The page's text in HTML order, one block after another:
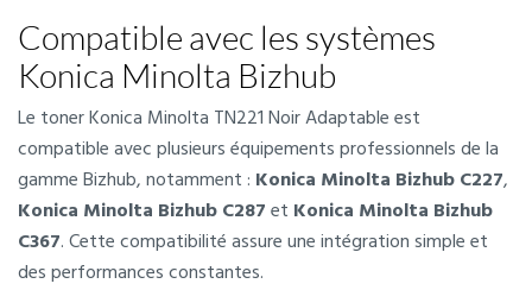
Compatible avec les systèmes
Konica Minolta Bizhub
Le toner Konica Minolta TN221 Noir Adaptable est
compatible avec plusieurs équipements professionnels de la
gamme Bizhub, notamment : Konica Minolta Bizhub C227,
Konica Minolta Bizhub C287et Konica Minolta Bizhub
C367. Cette compatibilité assure une intégration simple et
des performances constantes.